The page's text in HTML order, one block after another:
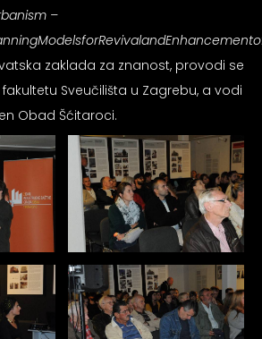
–
ModelsforRevivalandEnhancement
zaklada za znanost, provodi se
fakultetu Sveučilišta u Zagrebu, a vodi
Obad Šćitaroci.